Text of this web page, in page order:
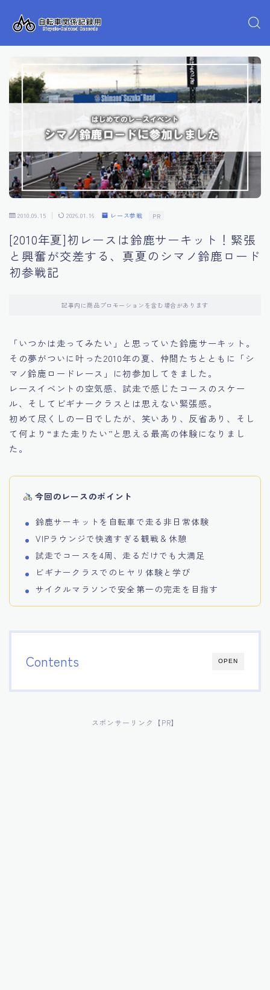
2010.09.15 2026.01.16 レース参戦 PR
[2010年夏]初レースは鈴鹿サーキット！緊張
と興奮が交差する、真夏のシマノ鈴鹿ロード
初参戦記
記事内に商品プロモーションを含む場合があります
「いつかは走ってみたい」と思っていた鈴鹿サーキット。
その夢がついに叶った2010年の夏、仲間たちとともに「シ
マノ鈴鹿ロードレース」に初参加してきました。
レースイベントの空気感、試走で感じたコースのスケー
ル、そしてビギナークラスとは思えない緊張感。
初めて尽くしの一日でしたが、笑いあり、反省あり、そし
て何より“また走りたい”と思える最高の体験になりまし
た。
今回のレースのポイント
鈴鹿サーキットを自転車で走る非日常体験
VIPラウンジで快適すぎる観戦＆休憩
試走でコースを4周、走るだけでも大満足
ビギナークラスでのヒヤリ体験と学び
サイクルマラソンで安全第一の完走を目指す
OPEN
Contents
スポンサーリンク【PR】